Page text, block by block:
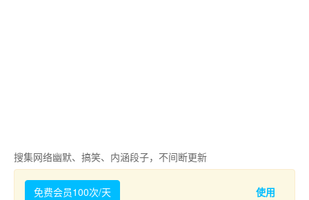
搜集网络幽默、搞笑、内涵段子，不间断更新
免费会员100次/天 使用